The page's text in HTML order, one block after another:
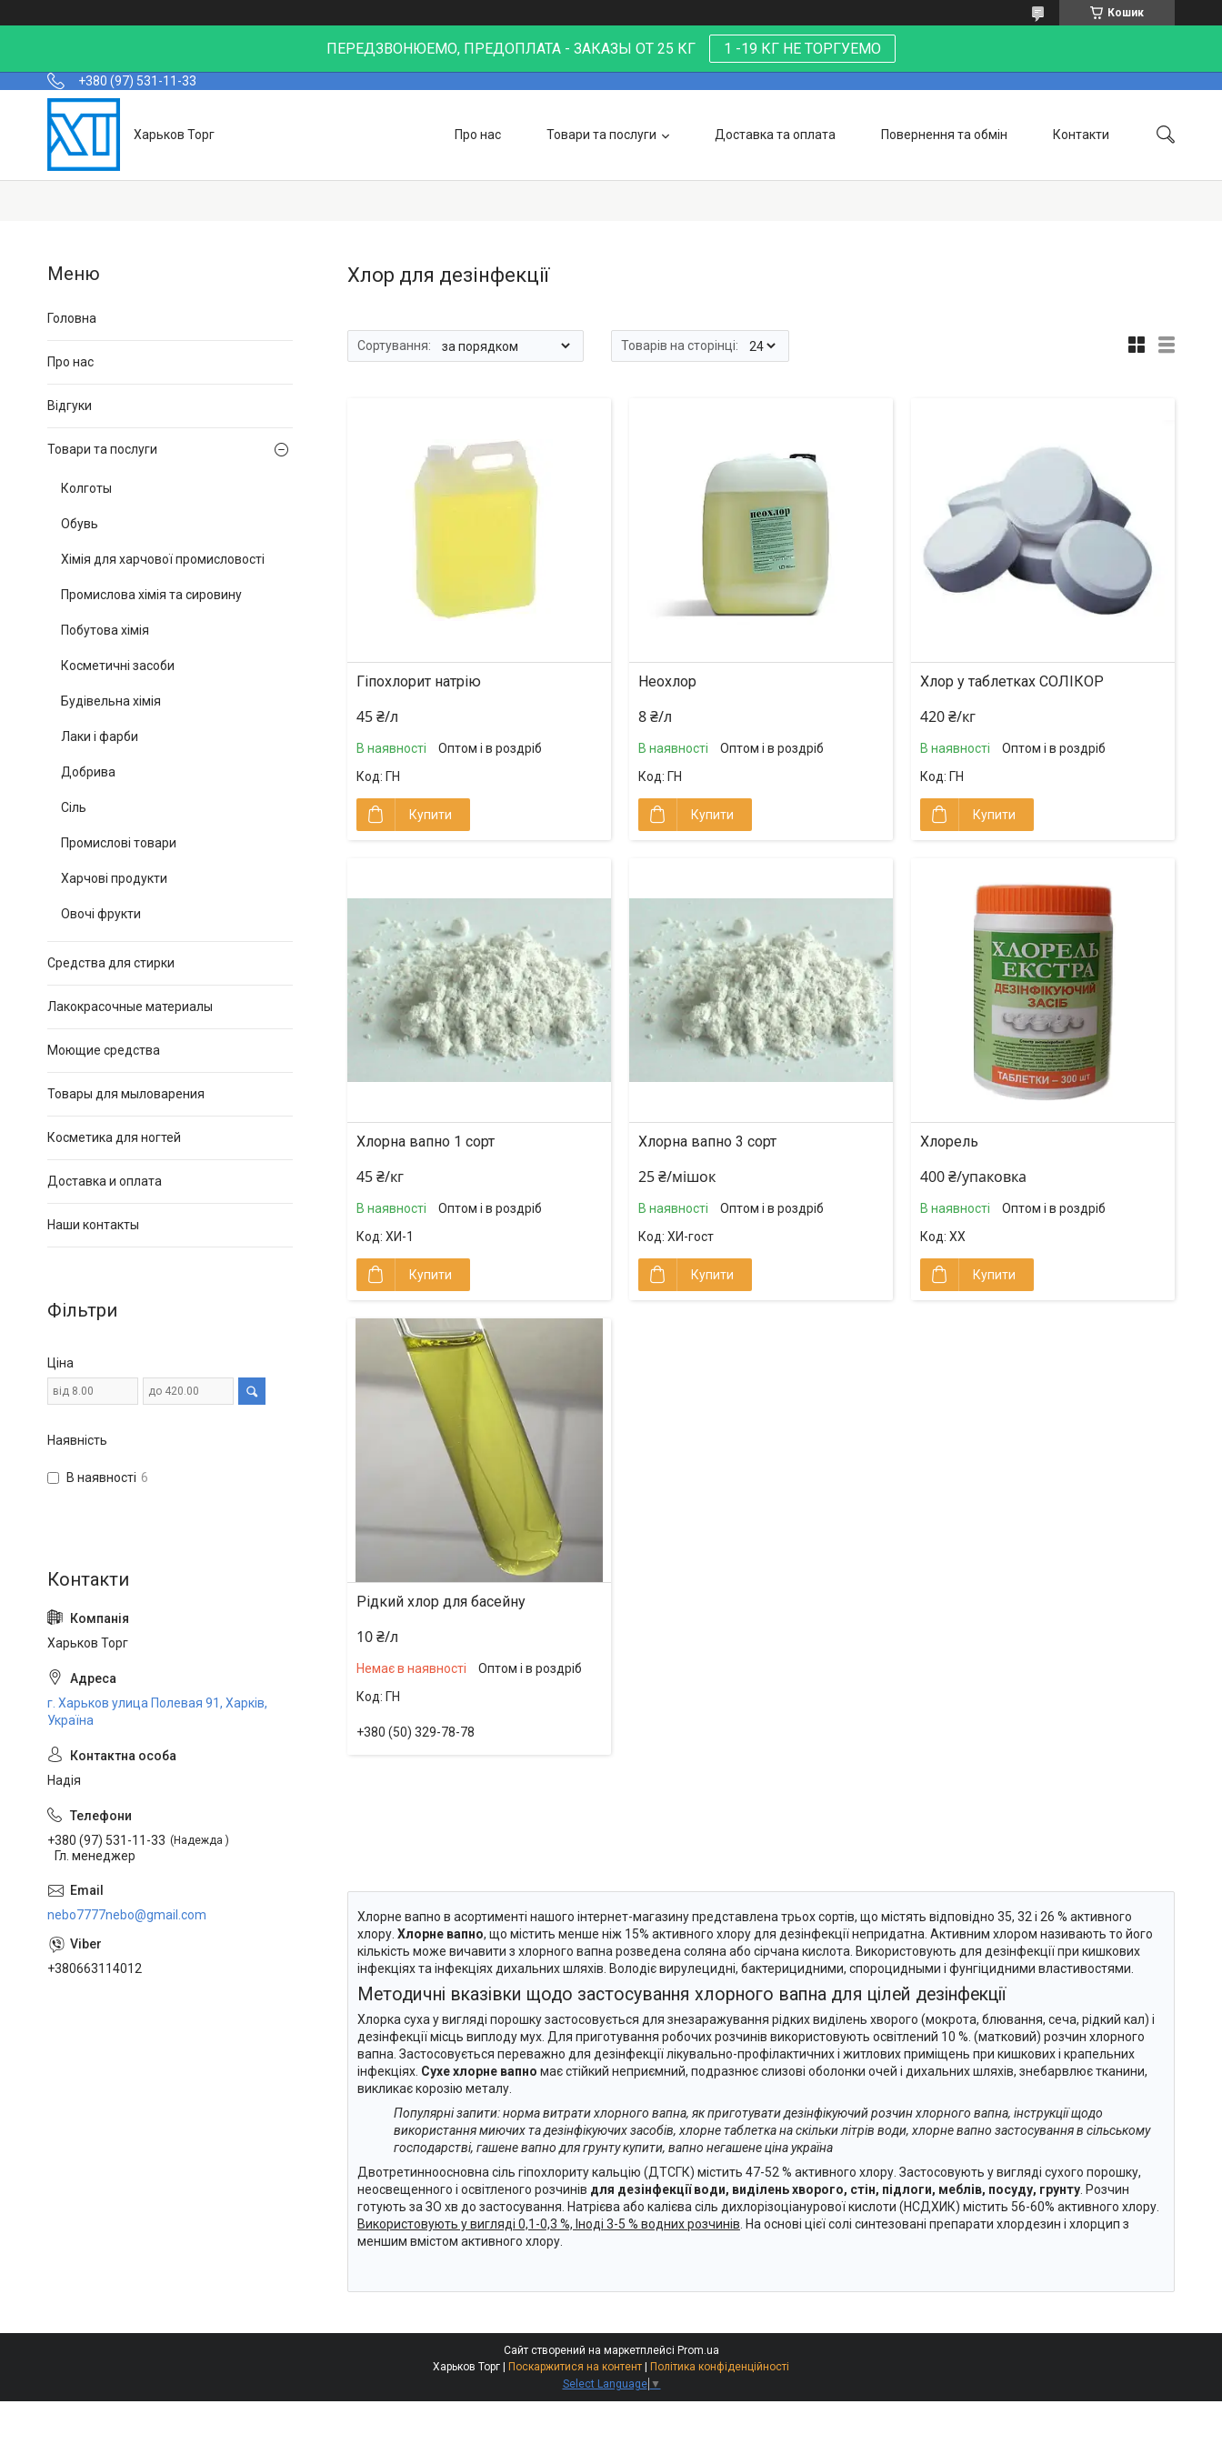
Кошик
ПЕРЕДЗВОНЮЕМО, ПРЕДОПЛАТА - ЗАКАЗЫ ОТ 25 КГ 1 -19 КГ НЕ ТОРГУЕМО
+380 (97) 531-11-33
Харьков Торг Про нас Товари та послуги Доставка та оплата Повернення та обмін Контакти
Хлор для дезінфекції
Гіпохлорит натрію
45 ₴/л
В наявності
Оптом і в роздріб
ГН
Купити
Неохлор
8 ₴/л
В наявності
Оптом і в роздріб
ГН
Купити
Хлор у таблетках СОЛІКОР
420 ₴/кг
В наявності
Оптом і в роздріб
ГН
Купити
Хлорна вапно 1 сорт
45 ₴/кг
В наявності
Оптом і в роздріб
ХИ-1
Купити
Хлорна вапно 3 сорт
25 ₴/мішок
В наявності
Оптом і в роздріб
ХИ-гост
Купити
Хлорель
400 ₴/упаковка
В наявності
Оптом і в роздріб
ХХ
Купити
Рідкий хлор для басейну
10 ₴/л
Немає в наявності
Оптом і в роздріб
ГН
+380 (50) 329-78-78
Хлорне вапно в асортименті нашого інтернет-магазину представлена трьох сортів, що містять відповідно 35, 32 і 26 % активного
хлору. Хлорне вапно, що містить менше ніж 15% активного хлору для дезінфекції непридатна. Активним хлором називають то його
кількість може вичавити з хлорного вапна розведена соляна або сірчана кислота. Використовують для дезінфекції при кишкових
інфекціях та інфекціях дихальних шляхів. Володіє вирулецидні, бактерицидними, спороцидными і фунгіцидними властивостями.
Методичні вказівки щодо застосування хлорного вапна для цілей дезінфекції
Хлорка суха у вигляді порошку застосовується для знезаражування рідких виділень хворого (мокрота, блювання, сеча, рідкий кал) і
дезінфекції місць виплоду мух. Для приготування робочих розчинів використовують освітлений 10 %. (матковий) розчин хлорного
вапна. Застосовується переважно для дезінфекції лікувально-профілактичних і житлових приміщень при кишкових і крапельних
інфекціях. Сухе хлорне вапно має стійкий неприємний, подразнює слизові оболонки очей і дихальних шляхів, знебарвлює тканини,
викликає корозію металу.
Популярні запити: норма витрати хлорного вапна, як приготувати дезінфікуючий розчин хлорного вапна, інструкції щодо
використання миючих та дезінфікуючих засобів, хлорне таблетка на скільки літрів води, хлорне вапно застосування в сільському
господарстві, гашене вапно для грунту купити, вапно негашене ціна україна
Двотретинноосновна сіль гіпохлориту кальцію (ДТСГК) містить 47-52 % активного хлору. Застосовують у вигляді сухого порошку,
неосвещенного і освітленого розчинів для дезінфекції води, виділень хворого, стін, підлоги, меблів, посуду, грунту . Розчин
готують за ЗО хв до застосування. Натрієва або калієва сіль дихлорізоціанурової кислоти (НСДХИК) містить 56-60% активного хлору.
Використовують у вигляді 0,1-0,3 %, Іноді 3-5 % водних розчинів . На основі цієї солі синтезовані препарати хлордезин і хлорцип з
меншим вмістом активного хлору.
Головна
Про нас
Відгуки
Товари та послуги
Колготы
Обувь
Хімія для харчової промисловості
Промислова хімія та сировину
Побутова хімія
Косметичні засоби
Будівельна хімія
Лаки і фарби
Добрива
Сіль
Промислові товари
Харчові продукти
Овочі фрукти
Средства для стирки
Лакокрасочные материалы
Моющие средства
Товары для мыловарения
Косметика для ногтей
Доставка и оплата
Наши контакты
Фільтри
Ціна
Наявність
В наявності 6
Харьков Торг
г. Харьков улица Полевая 91, Харків,
Україна
Надія
+380 (97) 531-11-33 Надежда
Гл. менеджер
nebo7777nebo@gmail.com
+380663114012
Сайт створений на маркетплейсі Prom.ua
Поскаржитися на контент
Політика конфіденційності
Select Language ▼